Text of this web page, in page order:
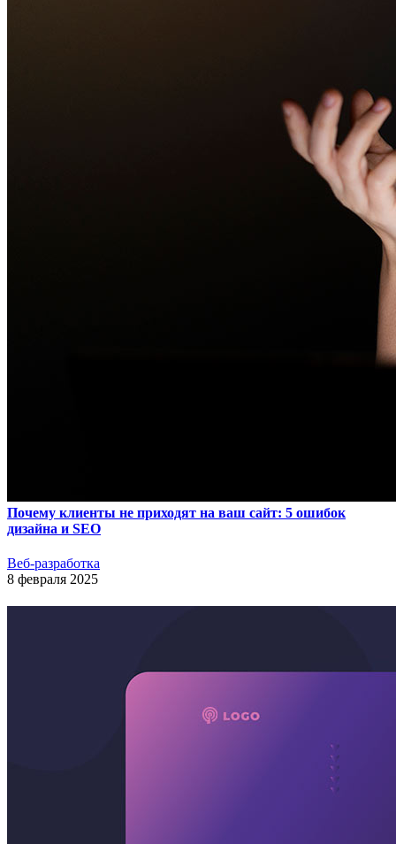
Почему клиенты не приходят на ваш сайт: 5 ошибок
дизайна и SEO
Веб-разработка
8 февраля 2025